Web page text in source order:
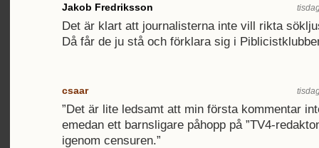
Jakob Fredriksson
Det är klart att journalisterna inte vill rikta
Då får de ju stå och förklara sig i
csaar
”Det är lite ledsamt att min första kommentar
emedan ett barnsligare påhopp på ”TV4-
igenom censuren.”